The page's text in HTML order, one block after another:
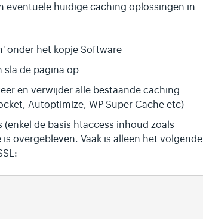
eventuele huidige caching oplossingen in
onder het kopje Software
sla de pagina op
en verwijder alle bestaande caching
Autoptimize, WP Super Cache etc)
de basis htaccess inhoud zoals
overgebleven. Vaak is alleen het volgende